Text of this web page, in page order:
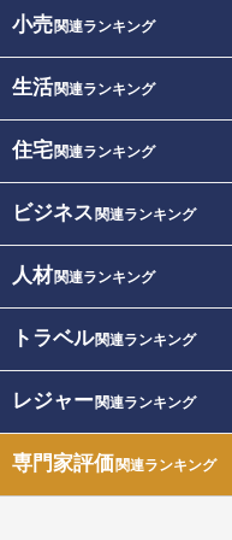
小売関連ランキング
生活関連ランキング
住宅関連ランキング
ビジネス 関連ランキング
人材関連ランキング
トラベル関連ランキング
レジャー関連ランキング
専門家評価関連ランキング